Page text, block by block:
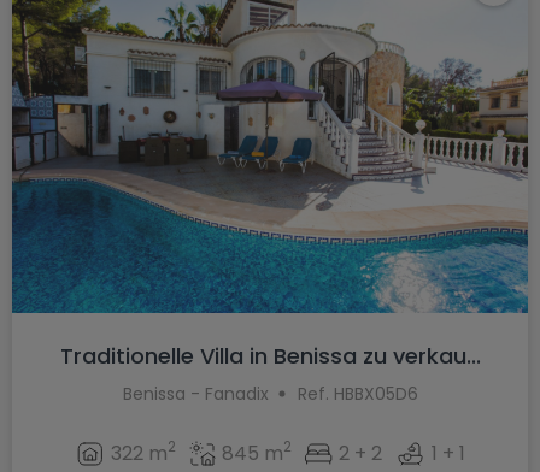
Traditionelle Villa in Benissa zu verkau...
Benissa - Fanadix Ref. HBBX05D6
322 m2 845 m2 2 + 2 1 + 1